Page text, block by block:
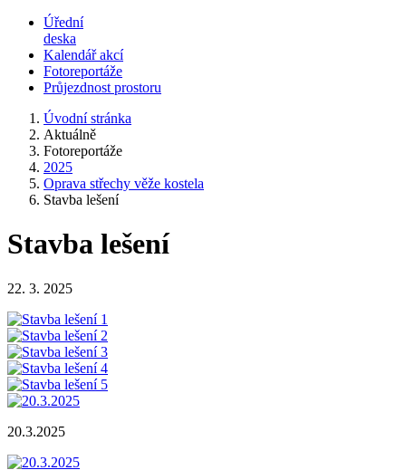
Úřední
deska
Kalendář akcí
Fotoreportáže
Průjezdnost prostoru
Úvodní stránka
Aktuálně
Fotoreportáže
2025
Oprava střechy věže kostela
Stavba lešení
Stavba lešení
22. 3. 2025
20.3.2025